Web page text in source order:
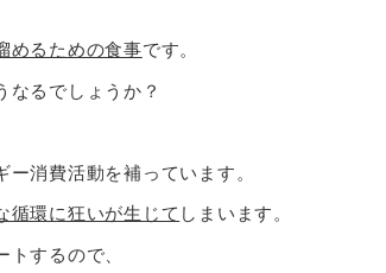
めるための食事です。
なるでしょうか？
消費活動を補っています。
循環に狂いが生じて しまいます。
するので、